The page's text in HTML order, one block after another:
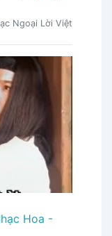
Ngoại Lời Việt
Hoa -